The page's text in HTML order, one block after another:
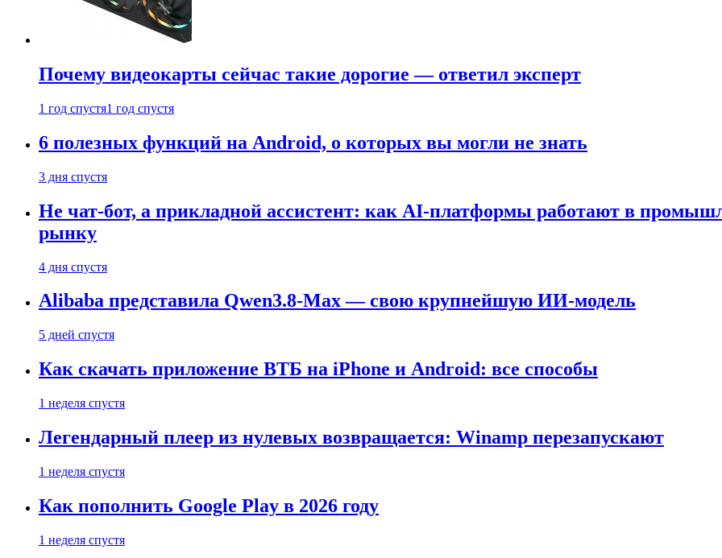
Почему видеокарты сейчас такие дорогие — ответил эксперт
1 год спустя1 год спустя
6 полезных функций на Android, о которых вы могли не знать
3 дня спустя
Не чат-бот, а прикладной ассистент: как AI-платформы работают в
рынку
4 дня спустя
Alibaba представила Qwen3.8-Max — свою крупнейшую ИИ-модель
5 дней спустя
Как скачать приложение ВТБ на iPhone и Android: все способы
1 неделя спустя
Легендарный плеер из нулевых возвращается: Winamp перезапускают
1 неделя спустя
Как пополнить Google Play в 2026 году
1 неделя спустя